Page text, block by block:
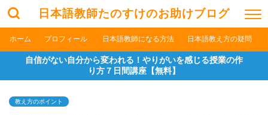
日本語教師たのすけのお助けブログ
ホーム プロフィール 日本語教師になる方法 日本語教え方の疑問
自信がない自分から変われる！やりがいを感じる授業の作
り方７日間講座【無料】
教え方のポイント